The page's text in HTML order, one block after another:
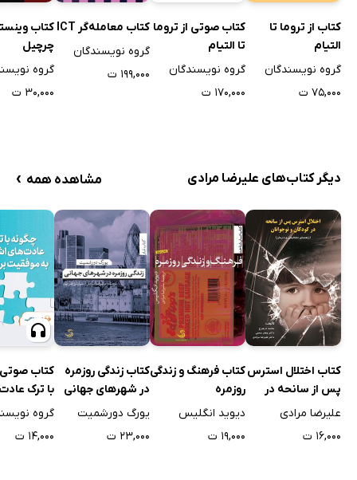
کتاب از تروما تا
التیام
گروه نویسندگان
۷۵,۰۰۰ ت
کتاب صوتی از تروما
تا التیام
گروه نویسندگان
۱۷۰,۰۰۰ ت
کتاب معامله‌گر ICT
گروه نویسندگان
۱۹۹,۰۰۰ ت
کتاب
چرچیل
گروه
۳۰,۰۰۰ ت
دیگر کتاب‌های علیرضا مرادی مشاهده همه ›
کتاب اختلال استرس
پس از سانحه در
کودکان و نوجوانان
درمان)
علیرضا مرادی
۱۶,۰۰۰ ت
کتاب فرهنگ و زندگی
روزمره
دیوید انگلیس
۱۹,۰۰۰ ت
کتاب زندگی روزمره
در شهرهای جهانی
یورگ دورشمیت
۲۳,۰۰۰ ت
کتاب
با ترک
اشتباه به
گروه
۱۴,۰۰۰ ت